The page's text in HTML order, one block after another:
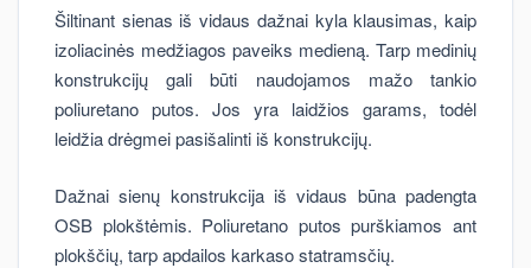
Šiltinant sienas iš vidaus dažnai kyla klausimas, kaip
izoliacinės medžiagos paveiks medieną. Tarp medinių
konstrukcijų gali būti naudojamos mažo tankio
poliuretano putos. Jos yra laidžios garams, todėl
leidžia drėgmei pasišalinti iš konstrukcijų.
Dažnai sienų konstrukcija iš vidaus būna padengta
OSB plokštėmis. Poliuretano putos purškiamos ant
plokščių, tarp apdailos karkaso statramsčių.